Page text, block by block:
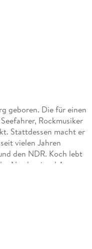
geboren. Die für einen
Rockmusiker
Stattdessen macht er
vielen Jahren
den NDR. Koch lebt
Nordseeinsel Amrum,